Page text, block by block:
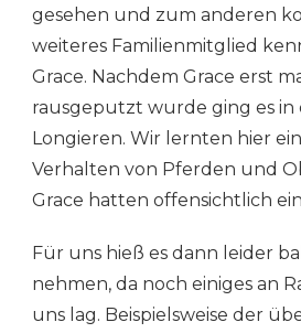
gesehen und zum anderen
weiteres Familienmitglied
Grace. Nachdem Grace erst
rausgeputzt wurde ging es in
Longieren. Wir lernten hier
Verhalten von Pferden und
Grace hatten offensichtlich
Für uns hieß es dann leider
nehmen, da noch einiges an
uns lag. Beispielsweise der